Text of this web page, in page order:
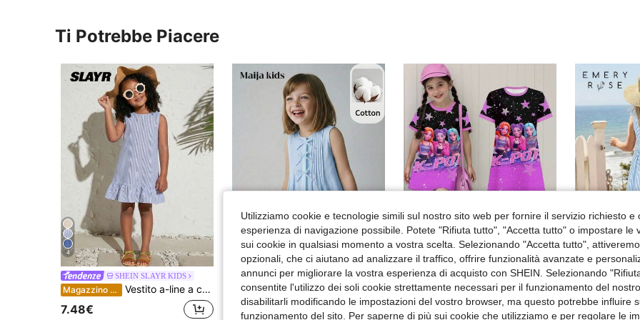
Ti Potrebbe Piacere
4
SHEIN SLAYR KIDS
Magazzino EU Vestito a-line a coda di sirena a righe blu per ragazze, casual, alla moda, versatile, adatto per feste, uscite, servizi fotografici con sorelle, parchi, campeggio, vacanze, tempo libero quotidiano
7.48€
Maija Kids
Magazzino EU -41% Maija Kids Maija Kids 1 pezzo Vestito intrecciato con collo rotondo e decorazione a fiocco per ragazze giovani, abito casual senza maniche adatto per uso quotidiano, ritorno a scuola, uscite, raduni, festival, primavera ed estate
6.18€
Magazzino EU Abito casual a maniche corte con scollo rotondo, stile cartoni animati girl k-pop, colore sfumato, adatto per ragazze giovani. Abito in maglia comodo per uso quotidiano e vacanze, adatto per uscite, dalla primavera all'estate, outfit estivi, per giovani donne.
#3 Bestseller in Manica corta Abiti per ragazze giovani
5.48€
Magazzino EU
5.09€ 8.48€
Utilizziamo cookie e tecnologie simili sul nostro sito web per fornire il servizio richiesto e
esperienza di navigazione possibile. Potete "Rifiuta tutto", "Accetta tutto" o impostare le
sui cookie in qualsiasi momento a vostra scelta. Selezionando "Accetta tutto",
opzionali, che ci aiutano ad analizzare il traffico, offrire funzionalità avanzate e
annunci per migliorare la vostra esperienza di acquisto con SHEIN. Selezionando
consentite l'utilizzo dei soli cookie strettamente necessari per il funzionamento del
disabilitarli modificando le impostazioni del vostro browser, ma questo potrebbe influire
funzionamento del sito. Per saperne di più sui cookie che utilizziamo e per regolare le